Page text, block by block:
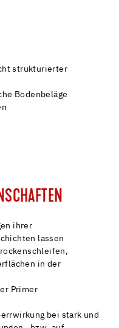
strukturierter
Bodenbeläge
ihrer
lassen
in der
Primer
bei stark und